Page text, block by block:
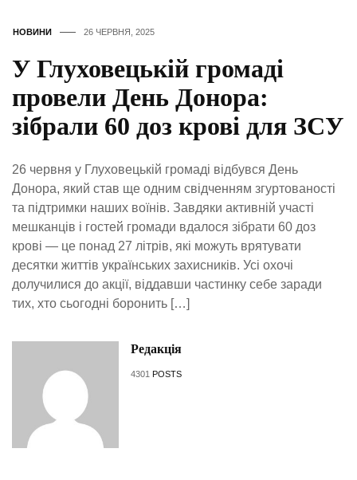
НОВИНИ 26 ЧЕРВНЯ, 2025
У Глуховецькій громаді
провели День Донора:
зібрали 60 доз крові для ЗСУ
26 червня у Глуховецькій громаді відбувся День
Донора, який став ще одним свідченням згуртованості
та підтримки наших воїнів. Завдяки активній участі
мешканців і гостей громади вдалося зібрати 60 доз
крові — це понад 27 літрів, які можуть врятувати
десятки життів українських захисників. Усі охочі
долучилися до акції, віддавши частинку себе заради
тих, хто сьогодні боронить […]
Редакція
4301 POSTS